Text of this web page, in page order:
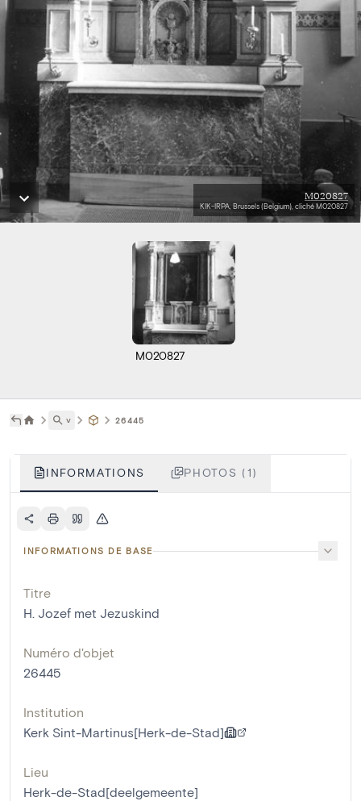
M020827
KIK-IRPA, Brussels (Belgium), cliché M020827
M020827
˅ 26445
INFORMATIONS PHOTOS (1)
INFORMATIONS DE BASE
Titre
H. Jozef met Jezuskind
Numéro d'objet
26445
Institution
Kerk Sint-Martinus[Herk-de-Stad]
Lieu
Herk-de-Stad[deelgemeente]